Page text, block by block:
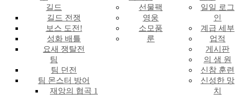
길드
길드 전쟁
보스 도전!
성화 배틀
요새 쟁탈전
팀
팀 던전
팀 몬스터 방어
재앙의 협곡 1
선물팩
영웅
소모품
룬
일일 로그
인
계급 세부
업적
게시판
의 샘 원
신참 훈련
신성한 망
치